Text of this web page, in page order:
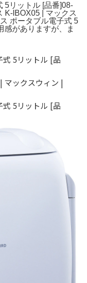
5リットル [品番]08-
K-IBOX05 | マックス
ポータブル電子式 5
感がありますが、ま